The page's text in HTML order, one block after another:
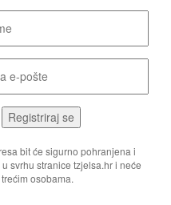
Registriraj se
bit će sigurno pohranjena i
svrhu stranice tzjelsa.hr i neće
osobama.